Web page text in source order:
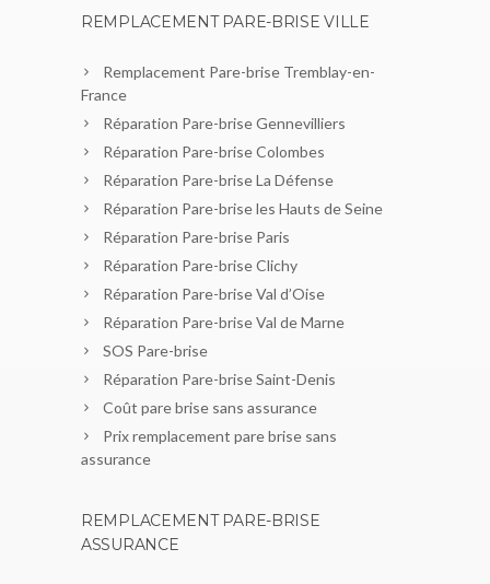
REMPLACEMENT PARE-BRISE VILLE
Remplacement Pare-brise Tremblay-en-
France
Réparation Pare-brise Gennevilliers
Réparation Pare-brise Colombes
Réparation Pare-brise La Défense
Réparation Pare-brise les Hauts de Seine
Réparation Pare-brise Paris
Réparation Pare-brise Clichy
Réparation Pare-brise Val d’Oise
Réparation Pare-brise Val de Marne
SOS Pare-brise
Réparation Pare-brise Saint-Denis
Coût pare brise sans assurance
Prix remplacement pare brise sans
assurance
REMPLACEMENT PARE-BRISE
ASSURANCE